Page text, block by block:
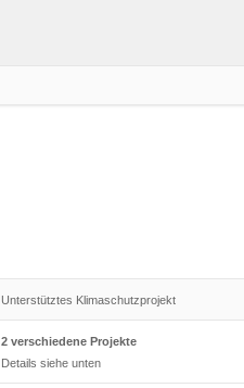
Unterstütztes Klimaschutzprojekt
2 verschiedene Projekte
Details siehe unten